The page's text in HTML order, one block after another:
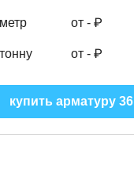
от - ₽
от - ₽
купить арматуру 36